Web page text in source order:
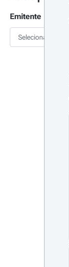
Emitente
Selecionar